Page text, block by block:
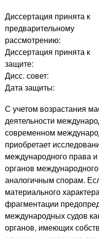
Диссертация принята к
предварительному
рассмотрению:
Диссертация принята к
защите:
Дисс. совет:
Дата защиты:
С учетом возрастания
деятельности
современном
приобретает
международного права и
органов
аналогичным спорам.
материального
фрагментации
международных судов
органов, имеющих